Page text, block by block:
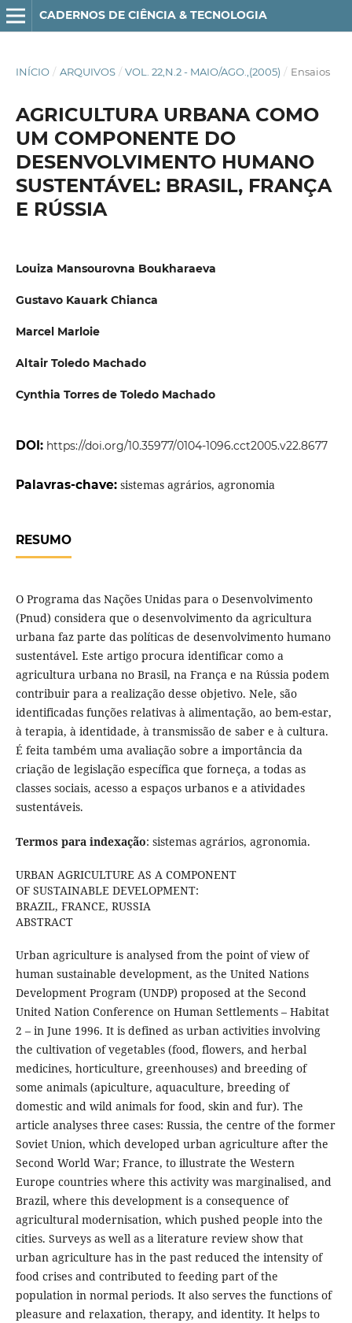
CADERNOS DE CIÊNCIA & TECNOLOGIA
INÍCIO / ARQUIVOS / VOL. 22,N.2 - MAIO/AGO.,(2005) / Ensaios
AGRICULTURA URBANA COMO
UM COMPONENTE DO
DESENVOLVIMENTO HUMANO
SUSTENTÁVEL: BRASIL, FRANÇA
E RÚSSIA
Louiza Mansourovna Boukharaeva
Gustavo Kauark Chianca
Marcel Marloie
Altair Toledo Machado
Cynthia Torres de Toledo Machado
DOI: https://doi.org/10.35977/0104-1096.cct2005.v22.8677
Palavras-chave: sistemas agrários, agronomia
RESUMO
O Programa das Nações Unidas para o Desenvolvimento
(Pnud) considera que o desenvolvimento da agricultura
urbana faz parte das políticas de desenvolvimento humano
sustentável. Este artigo procura identificar como a
agricultura urbana no Brasil, na França e na Rússia podem
contribuir para a realização desse objetivo. Nele, são
identificadas funções relativas à alimentação, ao bem-estar,
à terapia, à identidade, à transmissão de saber e à cultura.
É feita também uma avaliação sobre a importância da
criação de legislação específica que forneça, a todas as
classes sociais, acesso a espaços urbanos e a atividades
sustentáveis.
Termos para indexação: sistemas agrários, agronomia.
URBAN AGRICULTURE AS A COMPONENT
OF SUSTAINABLE DEVELOPMENT:
BRAZIL, FRANCE, RUSSIA
ABSTRACT
Urban agriculture is analysed from the point of view of
human sustainable development, as the United Nations
Development Program (UNDP) proposed at the Second
United Nation Conference on Human Settlements – Habitat
2 – in June 1996. It is defined as urban activities involving
the cultivation of vegetables (food, flowers, and herbal
medicines, horticulture, greenhouses) and breeding of
some animals (apiculture, aquaculture, breeding of
domestic and wild animals for food, skin and fur). The
article analyses three cases: Russia, the centre of the former
Soviet Union, which developed urban agriculture after the
Second World War; France, to illustrate the Western
Europe countries where this activity was marginalised, and
Brazil, where this development is a consequence of
agricultural modernisation, which pushed people into the
cities. Surveys as well as a literature review show that
urban agriculture has in the past reduced the intensity of
food crises and contributed to feeding part of the
population in normal periods. It also serves the functions of
pleasure and relaxation, therapy, and identity. It helps to